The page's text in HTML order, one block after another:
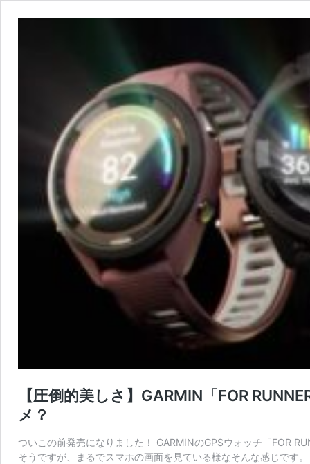
【圧倒的美しさ】GARMIN「FOR
メ？
ついこの前発売になりました！ GARMINのGPSウォッチ「FOR
そうですが、まるでスマホの画面を見ている様なそんな感じです